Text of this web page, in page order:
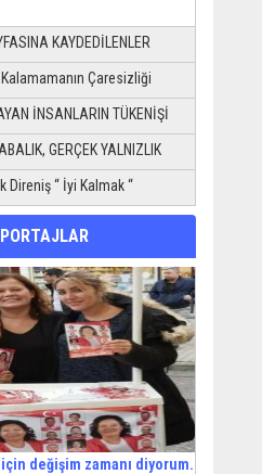
KAYDEDİLENLER
Çaresizliği
İNSANLARIN TÜKENİŞİ
GERÇEK YALNIZLIK
Direniş “ İyi Kalmak “
değişim zamanı diyorum.